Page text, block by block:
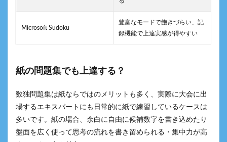
Microsoft Sudoku
豊富なモードで飽きづらい、記
録機能で上達実感が得やすい
紙の問題集でも上達する？
数独問題集は紙ならではのメリットも多く、実際に大会に出
場するエキスパートにも日常的に紙で練習しているケースは
多いです。紙の場合、余白に自由に候補数字を書き込めたり
盤面を広く使って思考の流れを書き留められる・集中力が高